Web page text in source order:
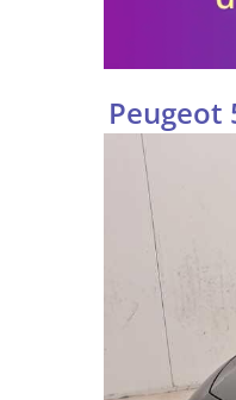
Peugeot